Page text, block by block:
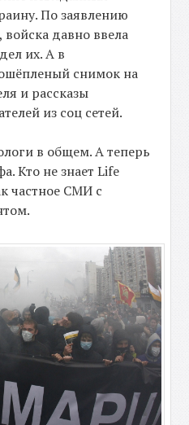
По заявлению
давно ввела
их. А в
снимок на
и рассказы
из соц сетей.
в общем. А теперь
Кто не знает Life
частное СМИ с